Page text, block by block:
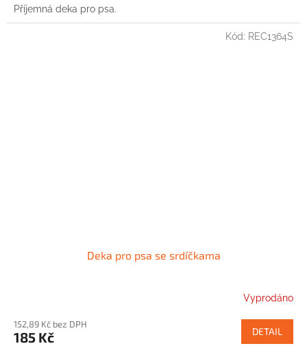
Příjemná deka pro psa.
Deka pro psa se srdíčkama
Vyprodáno
152,89 Kč bez DPH
185 Kč DETAIL
Kód: REC1364S